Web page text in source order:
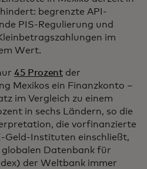
begrenzte API-
PIS-Regulierung und
im
Wert.
45 Prozentder
Mexikos ein Finanzkonto –
im Vergleich zu einem
in sechs Ländern, so die
die vorfinanzierte
Geld-Instituten einschließt,
Datenbank für
der Weltbank immer